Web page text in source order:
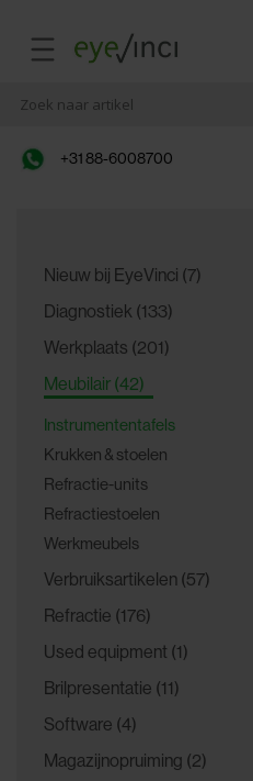
+31 88-6008700
Nieuw bij EyeVinci (7)
Diagnostiek (133)
Werkplaats (201)
Meubilair (42)
Instrumententafels
Krukken & stoelen
Refractie-units
Refractiestoelen
Werkmeubels
Verbruiksartikelen (57)
Refractie (176)
Used equipment (1)
Brilpresentatie (11)
Software (4)
Magazijnopruiming (2)